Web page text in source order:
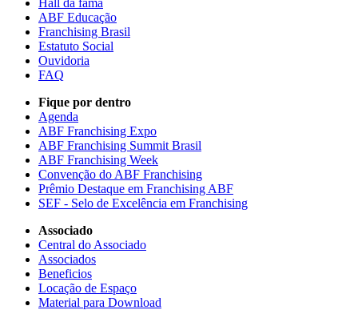
Hall da fama
ABF Educação
Franchising Brasil
Estatuto Social
Ouvidoria
FAQ
Fique por dentro
Agenda
ABF Franchising Expo
ABF Franchising Summit Brasil
ABF Franchising Week
Convenção do ABF Franchising
Prêmio Destaque em Franchising ABF
SEF - Selo de Excelência em Franchising
Associado
Central do Associado
Associados
Beneficios
Locação de Espaço
Material para Download